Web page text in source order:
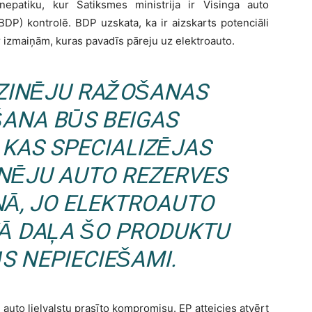
kur Satiksmes ministrija ir Visinga auto
kontrolē. BDP uzskata, ka ir aizskarts potenciāli
kuras pavadīs pāreju uz elektroauto.
RAŽOŠANAS
BŪS BEIGAS
SPECIALIZĒJAS
AUTO REZERVES
JO ELEKTROAUTO
DAĻA ŠO PRODUKTU
NEPIECIEŠAMI.
lielvalstu prasīto kompromisu. EP atteicies atvērt